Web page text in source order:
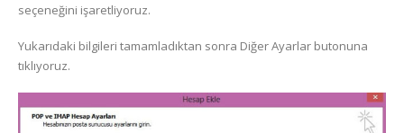
seçeneğini işaretliyoruz.
​Yukarıdaki bilgileri tamamladıktan sonra Diğer Ayarlar butonuna
tıklıyoruz.